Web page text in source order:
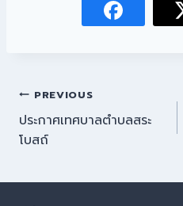
PREVIOUS
ประกาศเทศบาลตำบลสระ
โบสถ์